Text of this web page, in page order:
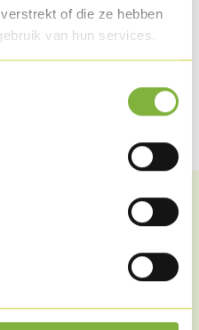
of die ze hebben
van hun services.
sur Facebook
Partager via WhatsApp
Partager par mail